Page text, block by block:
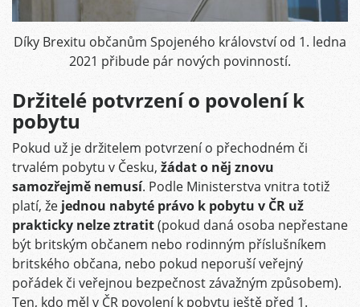
Díky Brexitu občanům Spojeného království od 1. ledna
2021 přibude pár nových povinností.
Držitelé potvrzení o povolení k
pobytu
Pokud už je držitelem potvrzení o přechodném či
trvalém pobytu v Česku, žádat o něj znovu
samozřejmě nemusí. Podle Ministerstva vnitra totiž
platí, že jednou nabyté právo k pobytu v ČR už
prakticky nelze ztratit(pokud daná osoba nepřestane
být britským občanem nebo rodinným příslušníkem
britského občana, nebo pokud neporuší veřejný
pořádek či veřejnou bezpečnost závažným způsobem).
Ten, kdo měl v ČR povolení k pobytu ještě před 1.